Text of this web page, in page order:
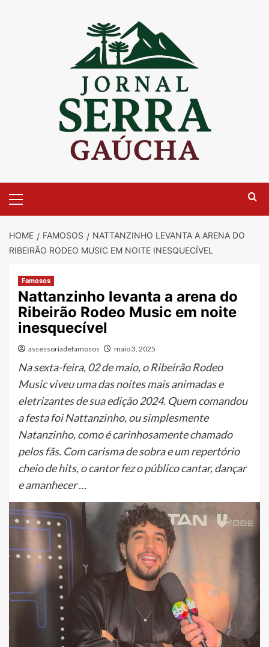
Menu
HOME FAMOSOS
NATTANZINHO LEVANTA A ARENA DO
RIBEIRÃO RODEO MUSIC EM NOITE INESQUECÍVEL
Famosos
Nattanzinho levanta a arena do
Ribeirão Rodeo Music em noite
inesquecível
assessoriadefamosos maio 3, 2025
Na sexta-feira, 02 de maio, o Ribeirão Rodeo
Music viveu uma das noites mais animadas e
eletrizantes de sua edição 2024. Quem comandou
a festa foi Nattanzinho, ou simplesmente
Natanzinho, como é carinhosamente chamado
pelos fãs. Com carisma de sobra e um repertório
cheio de hits, o cantor fez o público cantar, dançar
e amanhecer …